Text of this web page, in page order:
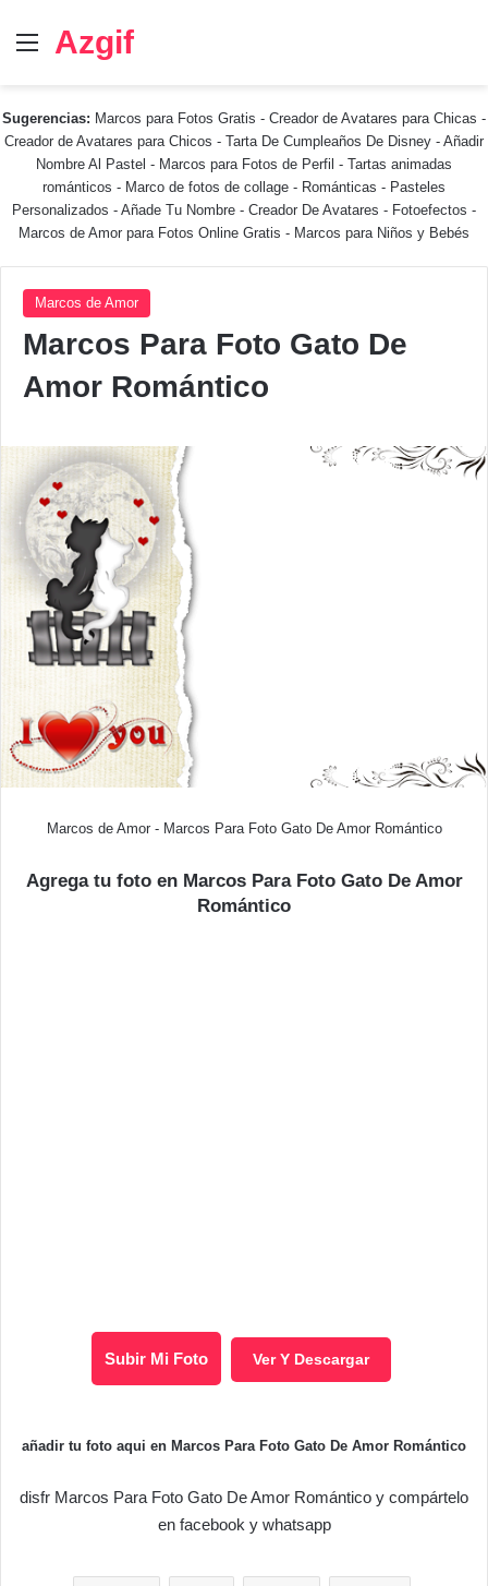
Menú
Azgif
Sugerencias: Marcos para Fotos Gratis - Creador de Avatares para Chicas -
Creador de Avatares para Chicos - Tarta De Cumpleaños De Disney - Añadir
Nombre Al Pastel - Marcos para Fotos de Perfil - Tartas animadas
románticos - Marco de fotos de collage - Románticas - Pasteles
Personalizados - Añade Tu Nombre - Creador De Avatares - Fotoefectos -
Marcos de Amor para Fotos Online Gratis - Marcos para Niños y Bebés
Marcos de Amor
Marcos Para Foto Gato De
Amor Romántico
Marcos de Amor - Marcos Para Foto Gato De Amor Romántico
Agrega tu foto en Marcos Para Foto Gato De Amor
Romántico
Subir Mi Foto Ver Y Descargar
añadir tu foto aqui en Marcos Para Foto Gato De Amor Romántico
disfr Marcos Para Foto Gato De Amor Romántico y compártelo
en facebook y whatsapp